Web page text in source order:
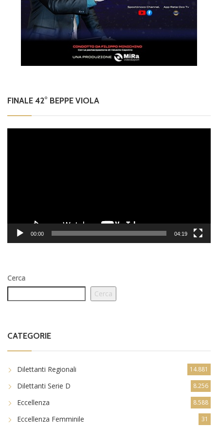
FINALE 42° BEPPE VIOLA
00:00 04:19
Cerca
Cerca
CATEGORIE
Dilettanti Regionali 14.881
Dilettanti Serie D 8.256
Eccellenza 8.588
Eccellenza Femminile 31